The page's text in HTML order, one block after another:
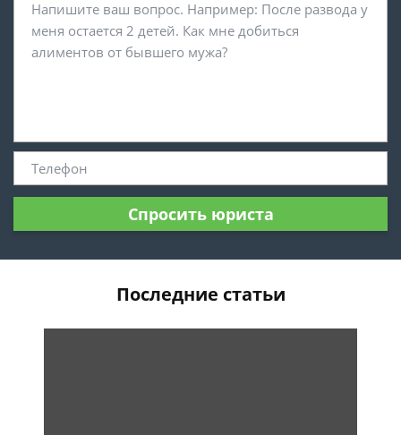
Спросить юриста
Последние статьи